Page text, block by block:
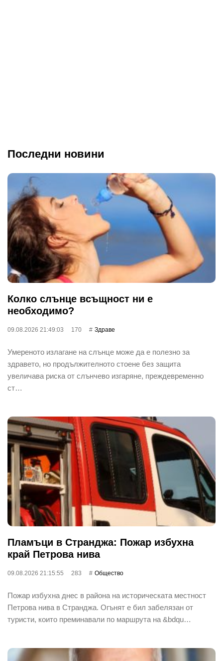
Последни новини
Колко слънце всъщност ни е
необходимо?
09.08.2026 21:49:03 170 Здраве
Умереното излагане на слънце може да е полезно за
здравето, но продължителното стоене без защита
увеличава риска от слънчево изгаряне, преждевременно
ст…
Пламъци в Странджа: Пожар избухна
край Петрова нива
09.08.2026 21:15:55 283 Общество
Пожар избухна днес в района на историческата местност
Петрова нива в Странджа. Огънят е бил забелязан от
туристи, които преминавали по маршрута на &bdqu…